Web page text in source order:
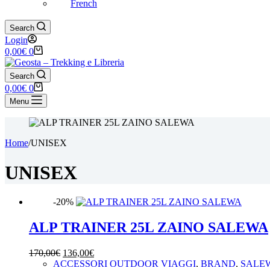
French
Search
Login
Carrello
0,00€ 0
Search
Carrello
0,00€ 0
Menu
Home/UNISEX
UNISEX
-20%
ALP TRAINER 25L ZAINO SALEWA
170,00€ Il
prezzo
136,00€Il
prezzo
ACCESSORI OUTDOOR VIAGGI, BRAND,